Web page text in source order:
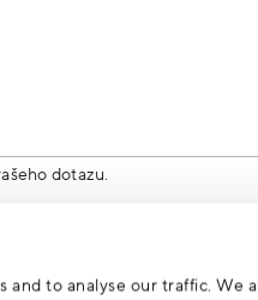
to analyse our traffic. We
dotazu.